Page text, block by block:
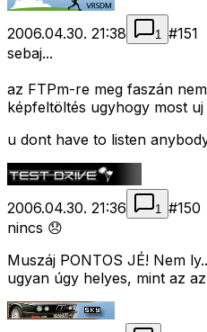
2006.04.30. 21:38 1 #151
sebaj...
az FTPm-re meg faszán
képfeltöltés ugyhogy most
u dont have to listen
2006.04.30. 21:36 1 #150
nincs 😞
Muszáj PONTOS JÉ! Nem
ugyan úgy helyes, mint az